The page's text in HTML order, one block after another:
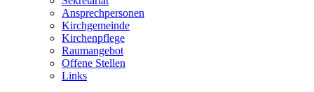
Ansprechpersonen
Kirchgemeinde
Kirchenpflege
Raumangebot
Offene Stellen
Links